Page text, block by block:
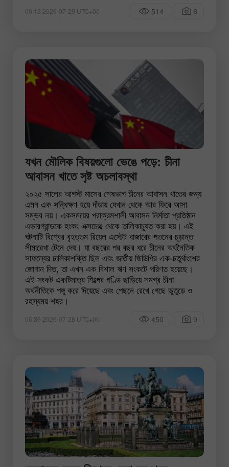
00:13 2026-07-29 UTC+00 514 8
যখন মৌলিক বিষয়গুলো ভেঙে পড়ে: চীনা
আবাসন খাতে সৃষ্ট অচলাবস্থা
২০২৫ সালের আগস্ট মাসের শেষভাগ চীনের আবাসন খাতের জন্য
এমন এক সন্ধিক্ষণ হয়ে দাঁড়ায় যেখান থেকে আর ফিরে আসা
সম্ভব নয়। একসময়ের পরাক্রমশালী আবাসন নির্মাতা প্রতিষ্ঠান
এভারগ্রান্ডকে হংকং এক্সচেঞ্জ থেকে তালিকাচ্যুত করা হয়। এই
ঘটনাটি বিশ্বের বৃহত্তম রিয়েল এস্টেট বাজারের পতনের চূড়ান্ত
সীমারেখা টেনে দেয়। যা বছরের পর বছর ধরে চীনের অর্থনৈতিক
সাফল্যের চালিকাশক্তি ছিল এবং জাতীয় জিডিপির এক-চতুর্থাংশের
জোগান দিত, তা এখন এক বিশাল ঋণ সংকটে পরিণত হয়েছে।
এই সংকট একটিমাত্র শিল্পের গণ্ডি ছাড়িয়ে সমগ্র চীনা
অর্থনীতিকে পঙ্গু করে দিয়েছে এবং পেছনে রেখে গেছে ভূতুড়ে ও
রহস্যময় শহর।
06:36 2026-07-28 UTC+00 450 9